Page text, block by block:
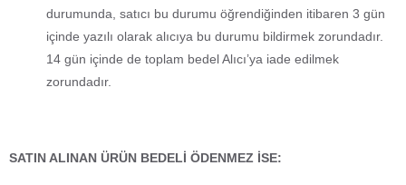
durumunda, satıcı bu durumu öğrendiğinden itibaren 3 gün
içinde yazılı olarak alıcıya bu durumu bildirmek zorundadır.
14 gün içinde de toplam bedel Alıcı’ya iade edilmek
zorundadır.
SATIN ALINAN ÜRÜN BEDELİ ÖDENMEZ İSE: